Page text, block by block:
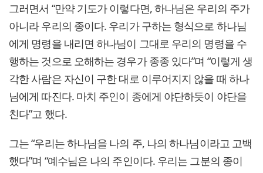
그러면서 “만약 기도가 이렇다면, 하나님은 우리의 주가
아니라 우리의 종이다. 우리가 구하는 형식으로 하나님
에게 명령을 내리면 하나님이 그대로 우리의 명령을 수
행하는 것으로 오해하는 경우가 종종 있다”며 “이렇게 생
각한 사람은 자신이 구한 대로 이루어지지 않을 때 하나
님에게 따진다. 마치 주인이 종에게 야단하듯이 야단을
친다”고 했다.
그는 “우리는 하나님을 나의 주, 나의 하나님이라고 고백
했다”며 “예수님은 나의 주인이다. 우리는 그분의 종이